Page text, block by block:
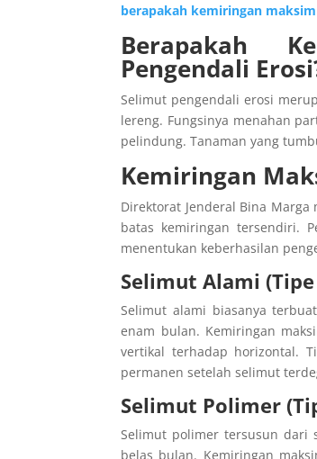
berapakah kemiringan
Berapakah
Pengendali
Selimut pengendali erosi
lereng. Fungsinya menahan
pelindung. Tanaman yang
Kemiringan
Direktorat Jenderal Bina
batas kemiringan tersendiri.
menentukan keberhasilan
Selimut Alami
Selimut alami biasanya
enam bulan. Kemiringan
vertikal terhadap horizontal.
permanen setelah selimut
Selimut Polimer
Selimut polimer tersusun dari
belas bulan. Kemiringan